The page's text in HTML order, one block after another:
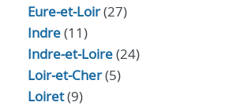
Eure‑et‑Loir(27)
Indre(11)
Indre‑et‑Loire(24)
Loir‑et‑Cher(5)
Loiret(9)